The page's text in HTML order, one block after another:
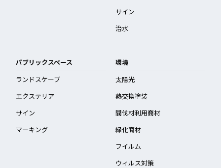
サイン
治水
パブリックスペース
ランドスケープ
エクステリア
サイン
マーキング
環境
太陽光
熱交換塗装
間伐材利用商材
緑化商材
フイルム
ウィルス対策